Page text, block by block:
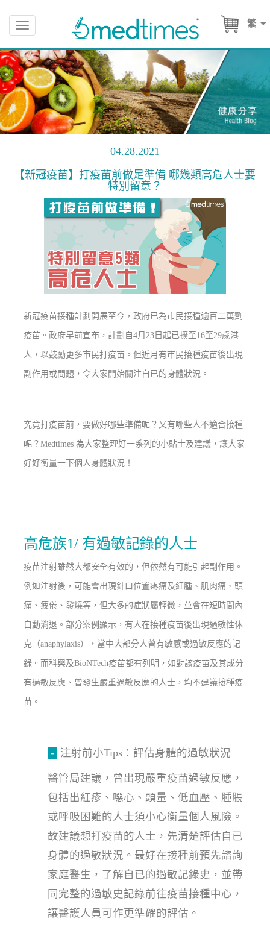
繁
Toggle
navigation
04.28.2021
【新冠疫苗】打疫苗前做足準備 哪幾類高危人士要
特別留意？
新冠疫苗接種計劃開展至今，政府已為市民接種逾百二萬劑
疫苗。政府早前宣布，計劃自4月23日起已擴至16至29歲港
人，以鼓勵更多市民打疫苗。但近月有市民接種疫苗後出現
副作用或問題，令大家開始關注自已的身體狀況。
究竟打疫苗前，要做好哪些準備呢？又有哪些人不適合接種
呢？Medtimes 為大家整理好一系列的小貼士及建議，讓大家
好好衡量一下個人身體狀況！
高危族1/ 有過敏記錄的人士
疫苗注射雖然大都安全有效的，但依然有可能引起副作用。
例如注射後，可能會出現針口位置疼痛及紅腫、肌肉痛、頭
痛、疲倦、發燒等，但大多的症狀屬輕微，並會在短時間內
自動消退。部分案例顯示，有人在接種疫苗後出現過敏性休
克（anaphylaxis），當中大部分人曾有敏感或過敏反應的記
錄。而科興及BioNTech疫苗都有列明，如對該疫苗及其成分
有過敏反應、曾發生嚴重過敏反應的人士，均不建議接種疫
苗。
- 注射前小Tips：評估身體的過敏狀況
醫管局建議，曾出現嚴重疫苗過敏反應，
包括出紅疹、噁心、頭暈、低血壓、腫脹
或呼吸困難的人士須小心衡量個人風險。
故建議想打疫苗的人士，先清楚評估自已
身體的過敏狀況。最好在接種前預先諮詢
家庭醫生，了解自已的過敏記錄史，並帶
同完整的過敏史記錄前往疫苗接種中心，
讓醫護人員可作更準確的評估。